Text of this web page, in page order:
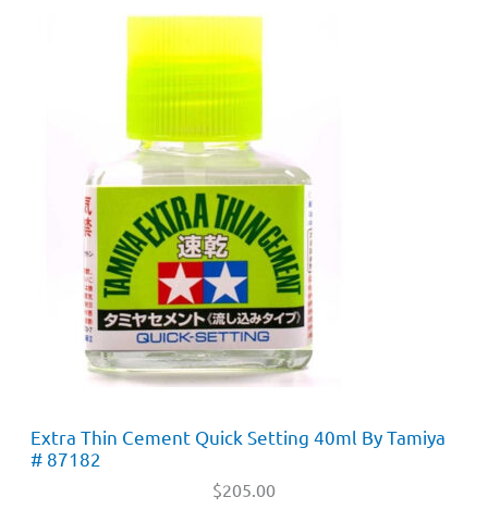
Extra Thin Cement Quick Setting 40ml By Tamiya
# 87182
$205.00